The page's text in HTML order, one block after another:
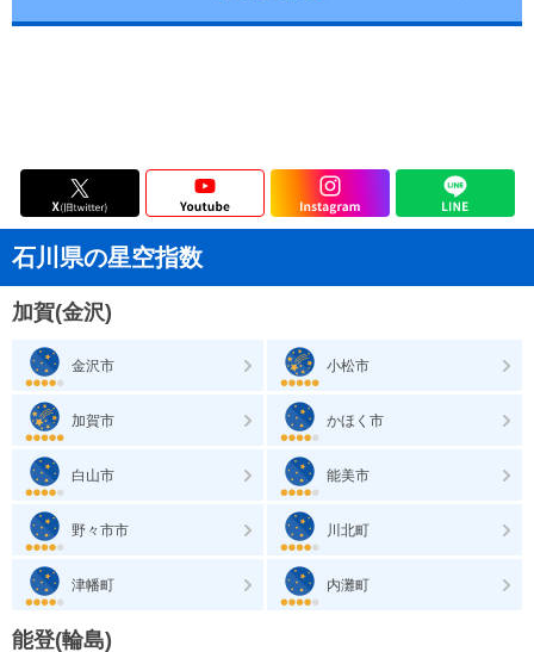
石川県の星空指数
加賀(金沢)
金沢市 小松市
加賀市 かほく市
白山市 能美市
野々市市 川北町
津幡町 内灘町
能登(輪島)